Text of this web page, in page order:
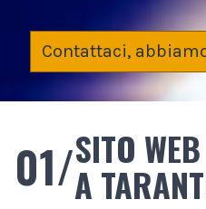
Contattaci,
01/SITO WEB
A